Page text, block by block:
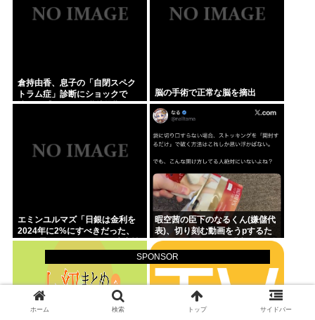
SPONSOR
倉持由香、息子の「自閉スペク
トラム症」診断にショックで
涙… 見逃していた乳幼児期のサ
脳の手術で正常な脳を摘出
エミンユルマズ「日銀は金利を
2024年に2%にすべきだった、
2%で景気が悪くなるなら生産性
暇空茜の臣下のなるくん(嫌儲代
表)、切り刻む動画をうpするた
めにストッキングを購入、ハサ
ミを入れて感触を楽しむ
ホーム 検索 トップ サイドバー